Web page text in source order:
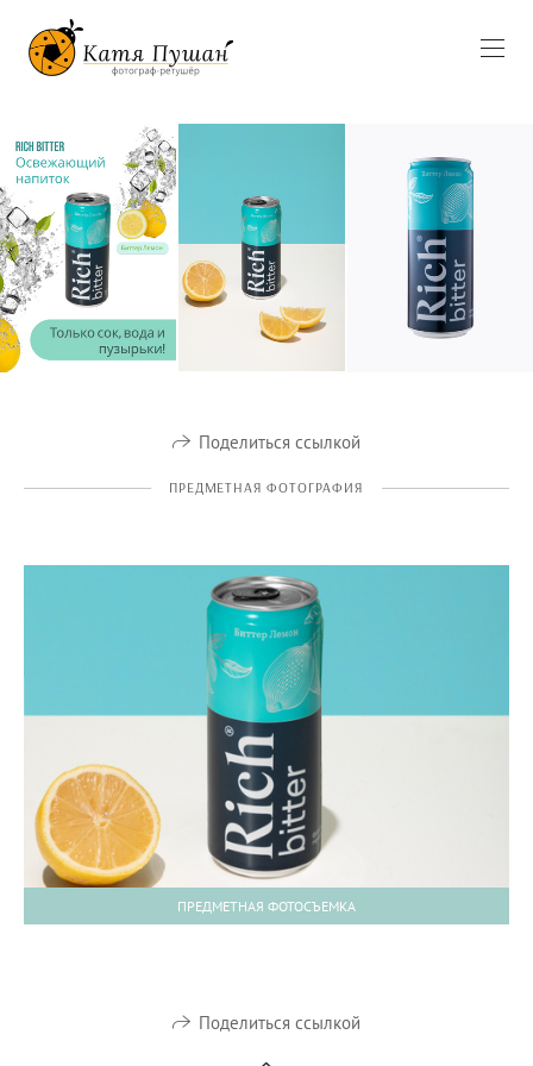
Поделиться ссылкой
ПРЕДМЕТНАЯ ФОТОГРАФИЯ
ПРЕДМЕТНАЯ ФОТОСЪЕМКА
Поделиться ссылкой